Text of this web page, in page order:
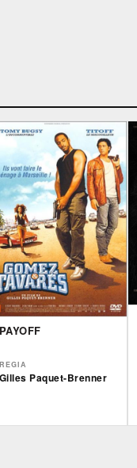
PAYOFF
REGIA
Gilles Paquet-Brenner